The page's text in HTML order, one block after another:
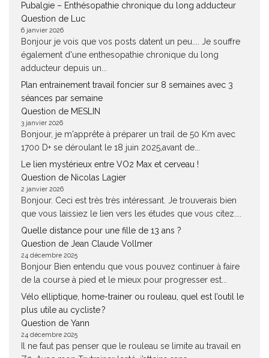
Pubalgie – Enthésopathie chronique du long adducteur
Question de Luc
6 janvier 2026
Bonjour je vois que vos posts datent un peu.... Je souffre
également d'une enthesopathie chronique du long
adducteur depuis un...
Plan entrainement travail foncier sur 8 semaines avec 3
séances par semaine
Question de MESLIN
3 janvier 2026
Bonjour, je m'apprête à préparer un trail de 50 Km avec
1700 D+ se déroulant le 18 juin 2025,avant de...
Le lien mystérieux entre VO2 Max et cerveau !
Question de Nicolas Lagier
2 janvier 2026
Bonjour. Ceci est très très intéressant. Je trouverais bien
que vous laissiez le lien vers les études que vous citez....
Quelle distance pour une fille de 13 ans ?
Question de Jean Claude Vollmer
24 décembre 2025
Bonjour Bien entendu que vous pouvez continuer à faire
de la course à pied et le mieux pour progresser est...
Vélo elliptique, home-trainer ou rouleau, quel est l’outil le
plus utile au cycliste ?
Question de Yann
24 décembre 2025
Il ne faut pas penser que le rouleau se limite au travail en